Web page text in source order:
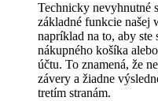
Technicky nevyhnutné
základné funkcie našej
napríklad na to, aby
nákupného košíka
účtu. To znamená, že
závery a žiadne
tretím stranám.